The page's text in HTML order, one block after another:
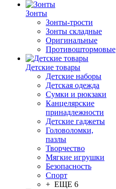
Зонты
Зонты-трости
Зонты складные
Оригинальные
Противоштормовые
Детские товары
Детские наборы
Детская одежда
Сумки и рюкзаки
Канцелярские
принадлежности
Детские гаджеты
Головоломки,
пазлы
Творчество
Мягкие игрушки
Безопасность
Спорт
+ ЕЩЕ 6